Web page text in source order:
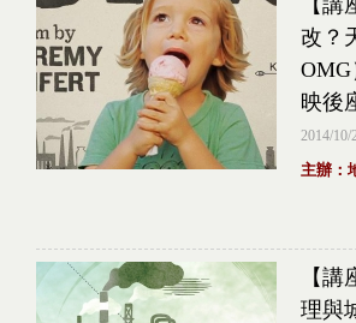
【
改？
映後
2014/10/
主辦：
【
理與